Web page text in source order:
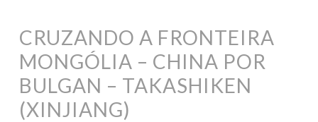
CRUZANDO A FRONTEIRA
MONGÓLIA – CHINA POR
BULGAN – TAKASHIKEN
(XINJIANG)